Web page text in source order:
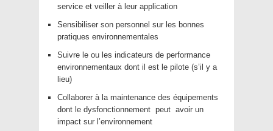
service et veiller à leur application
Sensibiliser son personnel sur les bonnes
pratiques environnementales
Suivre le ou les indicateurs de performance
environnementaux dont il est le pilote (s’il y a
lieu)
Collaborer à la maintenance des équipements
dont le dysfonctionnement peut avoir un
impact sur l’environnement